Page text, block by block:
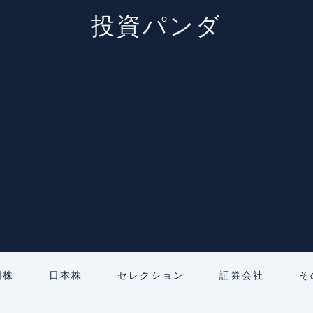
投資パンダ
日本株 セレクション 証券会社 そ